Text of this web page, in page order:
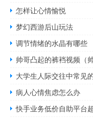
怎样让心情愉悦
梦幻西游后山玩法
调节情绪的水晶有哪些
帅哥凸起的裤裆视频（
大学生人际交往中常见
病人心情焦虑怎么办
快手业务低价自助平台